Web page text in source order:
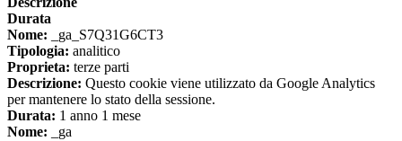
Durata
Nome: _ga_S7Q31G6CT3
Tipologia: analitico
Proprieta: terze parti
Descrizione: Questo cookie viene utilizzato da Google Analytics
per mantenere lo stato della sessione.
Durata: 1 anno 1 mese
Nome: _ga